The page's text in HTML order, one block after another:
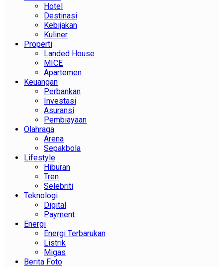
Hotel
Destinasi
Kebijakan
Kuliner
Properti
Landed House
MICE
Apartemen
Keuangan
Perbankan
Investasi
Asuransi
Pembiayaan
Olahraga
Arena
Sepakbola
Lifestyle
Hiburan
Tren
Selebriti
Teknologi
Digital
Payment
Energi
Energi Terbarukan
Listrik
Migas
Berita Foto